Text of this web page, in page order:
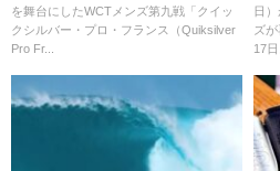
を舞台にしたWCTメンズ第九戦「クイッ
クシルバー・プロ・フランス（Quiksilver
Pro Fr...
日
ズ
17